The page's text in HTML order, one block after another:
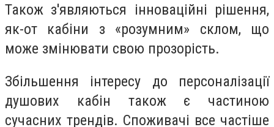
Також з'являються інноваційні рішення,
як-от кабіни з «розумним» склом, що
може змінювати свою прозорість.
Збільшення інтересу до персоналізації
душових кабін також є частиною
сучасних трендів. Споживачі все частіше